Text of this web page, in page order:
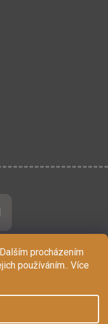
procházením
používáním.. Více